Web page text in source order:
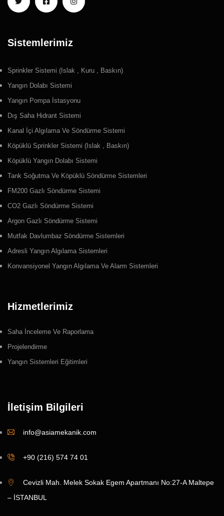
Sistemlerimiz
Sprinkler Sistemi (Islak , Kuru , Baskın)
Yangın Dolabı Sistemi
Yangın Pompa İstasyonu
Dış Saha Hidrant Sistemi
Kanal İçi Algılama Ve Söndürme Sistemi
Köpüklü Sprinkler Sistemi (Islak , Baskın)
Köpüklü Yangın Dolabı Sistemi
Tank Soğutma Ve Köpüklü Söndürme Sistemleri
FM200 Gazlı Söndürme Sistemi
CO2 Gazlı Söndürme Sistemi
Argon Gazlı Söndürme Sistemi
Mutfak Davlumbaz Söndürme Sistemleri
Adresli Yangın Algılama Sistemleri
Konvansiyonel Yangın Algılama Ve Alarm Sistemleri
Hizmetlerimiz
Saha İnceleme Ve Raporlama
Projelendirme
Yangın Sistemleri Eğitimleri
İletişim Bilgileri
info@asiamekanik.com
+90 (216) 574 74 01
Cevizli Mah. Melek Sokak Egem Apartmanı No:27-A Maltepe
– İSTANBUL